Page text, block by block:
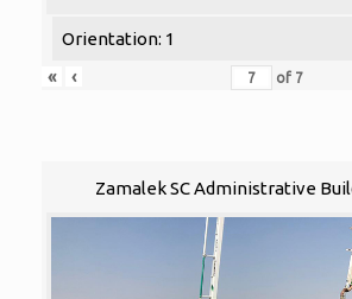
Orientation: 1
«
‹ of 7
Zamalek SC Administrative